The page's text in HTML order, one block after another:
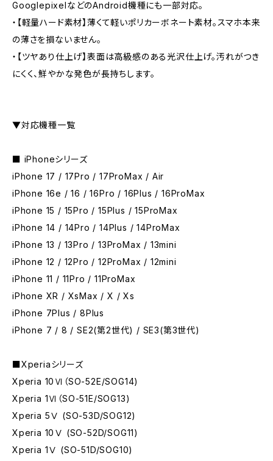
GooglepixelなどのAndroid機種にも一部対応。
・【軽量ハード素材】薄くて軽いポリカーボネート素材。スマホ本来
の薄さを損ないません。
・【ツヤあり仕上げ】表面は高級感のある光沢仕上げ。汚れがつき
にくく、鮮やかな発色が長持ちします。
▼対応機種一覧
■ iPhoneシリーズ
iPhone 17 / 17Pro / 17ProMax / Air
iPhone 16e / 16 / 16Pro / 16Plus / 16ProMax
iPhone 15 / 15Pro / 15Plus / 15ProMax
iPhone 14 / 14Pro / 14Plus / 14ProMax
iPhone 13 / 13Pro / 13ProMax / 13mini
iPhone 12 / 12Pro / 12ProMax / 12mini
iPhone 11 / 11Pro / 11ProMax
iPhone XR / XsMax / X / Xs
iPhone 7Plus / 8Plus
iPhone 7 / 8 / SE2(第2世代) / SE3(第3世代)
■Xperiaシリーズ
Xperia 10Ⅵ（SO-52E/SOG14)
Xperia 1Ⅵ（SO-51E/SOG13)
Xperia 5Ⅴ (SO-53D/SOG12)
Xperia 10Ⅴ (SO-52D/SOG11)
Xperia 1Ⅴ (SO-51D/SOG10)